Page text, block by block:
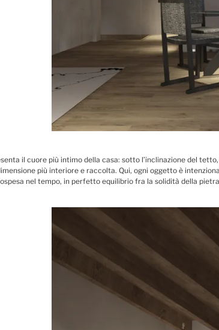
il cuore più intimo della casa: sotto l’inclinazione del
più interiore e raccolta. Qui, ogni oggetto è
nel tempo, in perfetto equilibrio fra la solidità della